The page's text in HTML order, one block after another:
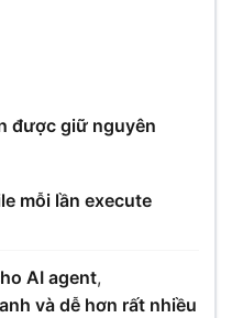
được giữ nguyên
mỗi lần execute
AI agent,
và dễ hơn rất nhiều